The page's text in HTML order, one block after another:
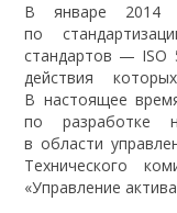
В январе 2014
по
стандартов — ISO
действия
В настоящее
по разработке
в области
Технического
«Управление